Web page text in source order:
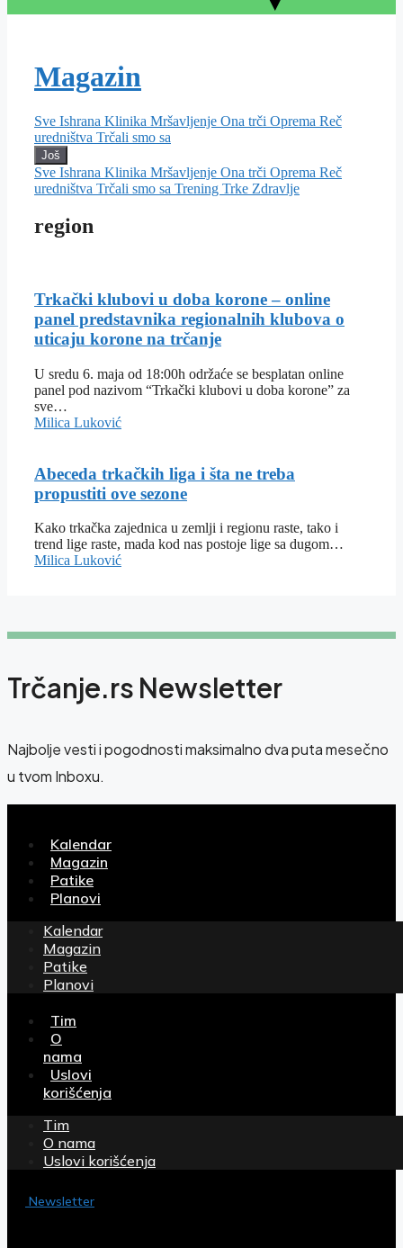
Magazin
Sve Ishrana Klinika Mršavljenje Ona trči Oprema Reč
uredništva Trčali smo sa
Još
Sve Ishrana Klinika Mršavljenje Ona trči Oprema Reč
uredništva Trčali smo sa Trening Trke Zdravlje
region
Trkački klubovi u doba korone – online
panel predstavnika regionalnih klubova o
uticaju korone na trčanje
U sredu 6. maja od 18:00h održaće se besplatan online
panel pod nazivom “Trkački klubovi u doba korone” za
sve…
Milica Luković
Abeceda trkačkih liga i šta ne treba
propustiti ove sezone
Kako trkačka zajednica u zemlji i regionu raste, tako i
trend lige raste, mada kod nas postoje lige sa dugom…
Milica Luković
Trčanje.rs Newsletter
Najbolje vesti i pogodnosti maksimalno dva puta mesečno
u tvom Inboxu.
Kalendar
Magazin
Patike
Planovi
Kalendar
Magazin
Patike
Planovi
Tim
O
nama
Uslovi
korišćenja
Tim
O nama
Uslovi korišćenja
Newsletter